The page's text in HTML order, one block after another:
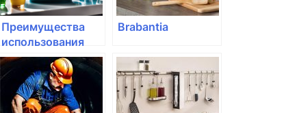
Преимущества
использования
средств для
посудомоечных
машин
Brabantia